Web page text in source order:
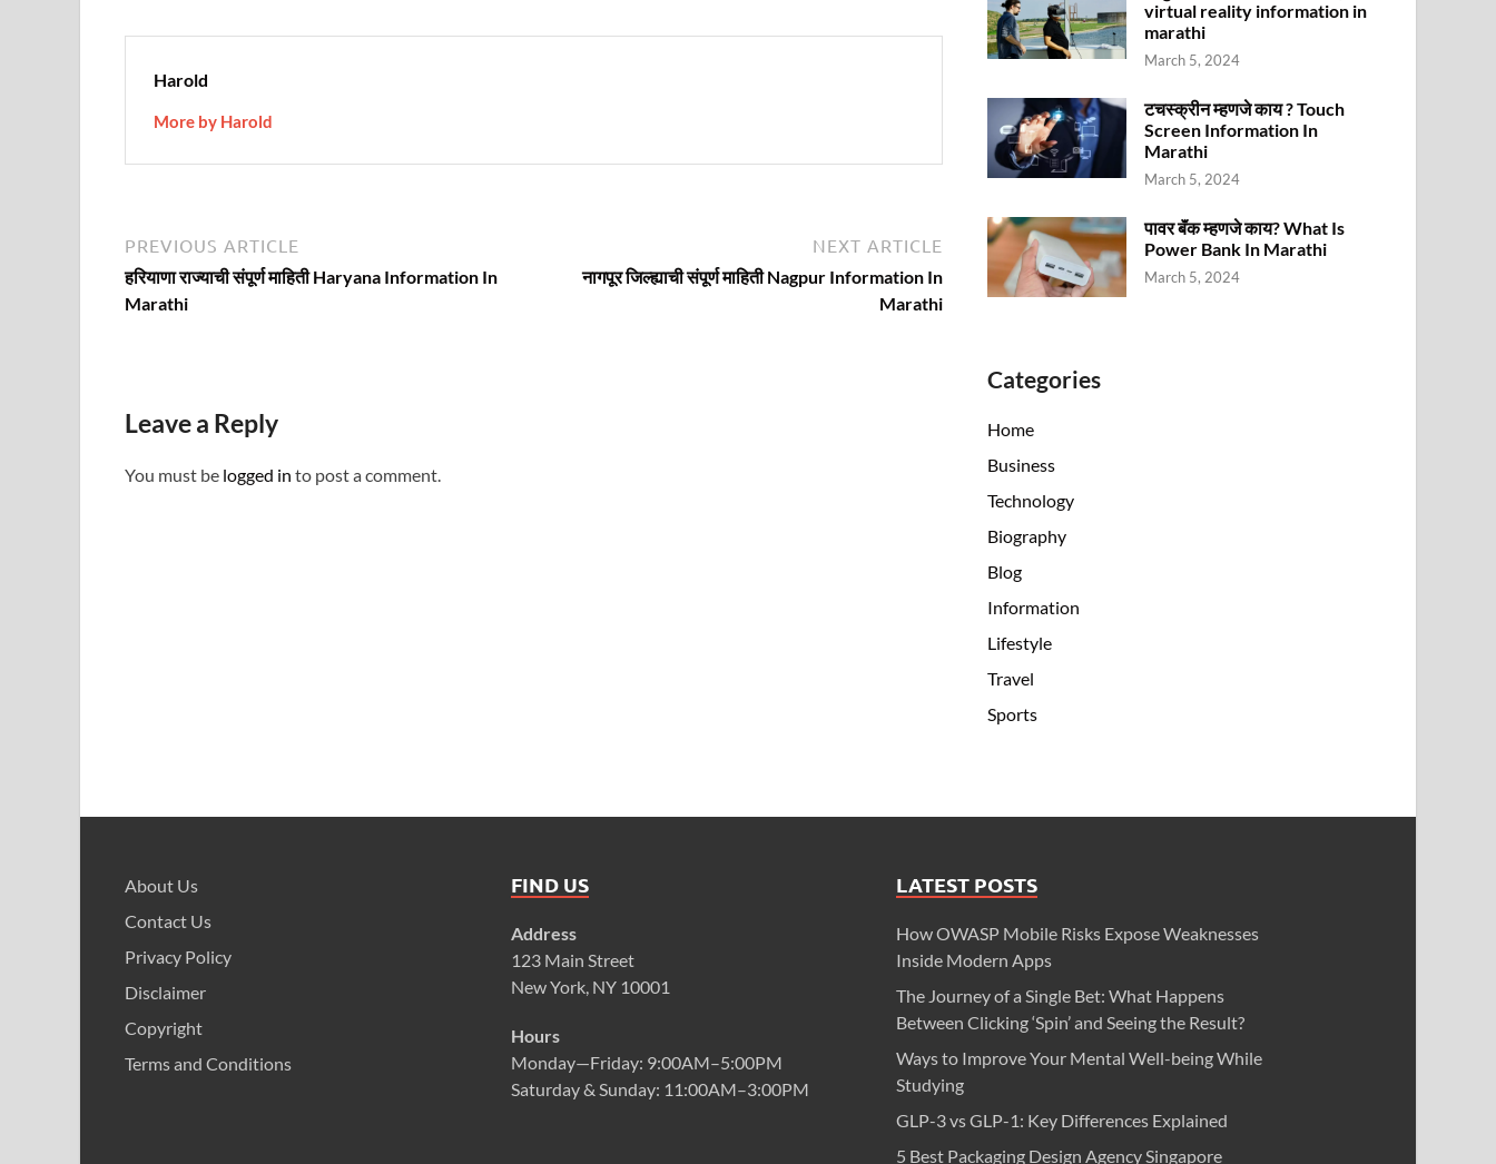
Harold
More by Harold
Post
navigation
PREVIOUS ARTICLE
article:
हरियाणा राज्याची संपूर्ण माहिती Haryana Information In
Marathi
NEXT ARTICLE
article:
नागपूर जिल्ह्याची संपूर्ण माहिती Nagpur Information In
Marathi
Leave a Reply
You must be logged in to post a comment.
virtual reality information in
marathi
March 5, 2024
टचस्क्रीन म्हणजे काय ? Touch
Screen Information In
Marathi
March 5, 2024
पावर बॅंक म्हणजे काय? What Is
Power Bank In Marathi
March 5, 2024
Categories
Home
Business
Technology
Biography
Blog
Information
Lifestyle
Travel
Sports
About Us
Contact Us
Privacy Policy
Disclaimer
Copyright
Terms and Conditions
FIND US
Address
123 Main Street
New York, NY 10001
Hours
Monday—Friday: 9:00AM–5:00PM
Saturday & Sunday: 11:00AM–3:00PM
LATEST POSTS
How OWASP Mobile Risks Expose Weaknesses
Inside Modern Apps
The Journey of a Single Bet: What Happens
Between Clicking ‘Spin’ and Seeing the Result?
Ways to Improve Your Mental Well-being While
Studying
GLP-3 vs GLP-1: Key Differences Explained
5 Best Packaging Design Agency Singapore